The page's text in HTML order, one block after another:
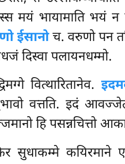
मयं भायामाति भयं न
ईसानोच. वरुणो पन
दिस्वा पलायनधम्मो.
वित्थारितानेव.
वत्तति. इदं
हि पसन्नचित्तो
सुधाकम्मे कयिरमाने